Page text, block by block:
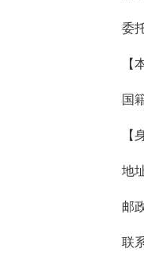
委
【
国
【
地
邮
联